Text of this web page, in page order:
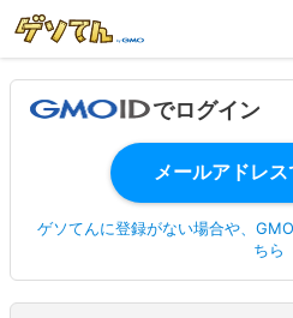
でログイン
ゲソてんに登録がない場合や、
ちら